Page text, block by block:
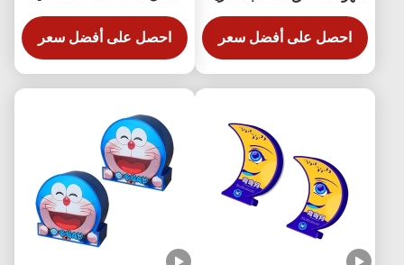
الورد الحارقة 20x26x165
18x22x95mm
احصل على أفضل سعر
الميلاد السنة الجديدة
احصل على أفضل سعر